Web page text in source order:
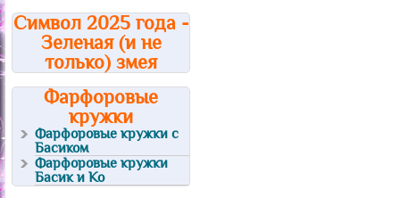
Символ 2025 года -
Зеленая (и не
только) змея
Фарфоровые
кружки
Фарфоровые кружки с
Басиком
Фарфоровые кружки
Басик и Ко